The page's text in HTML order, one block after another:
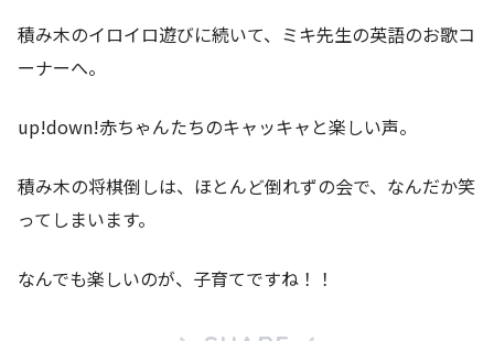
積み木のイロイロ遊びに続いて、ミキ先生の英語のお歌コ
ーナーへ。
up!down!赤ちゃんたちのキャッキャと楽しい声。
積み木の将棋倒しは、ほとんど倒れずの会で、なんだか笑
ってしまいます。
なんでも楽しいのが、子育てですね！！